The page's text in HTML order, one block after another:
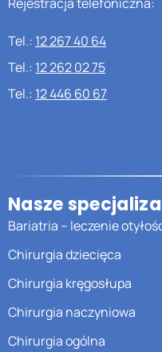
Tel.: 12 267 40 64
Tel.: 12 262 02 75
Tel.: 12 446 60 67
Nasze
Bariatria – leczenie
Chirurgia dziecięca
Chirurgia kręgosłupa
Chirurgia naczyniowa
Chirurgia ogólna